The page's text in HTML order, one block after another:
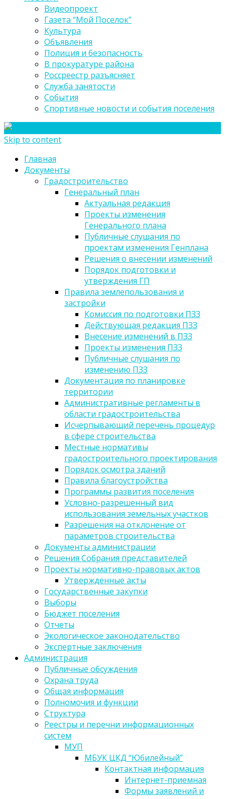
Видеопроект
Газета “Мой Поселок”
Культура
Объявления
Полиция и безопасность
В прокуратуре района
Россреестр разъясняет
Служба занятости
События
Спортивные новости и события поселения
Skip to content
Главная
Документы
Градостроительство
Генеральный план
Актуальная редакция
Проекты изменения
Генерального плана
Публичные слушания по
проектам изменения Генплана
Решения о внесении изменений
Порядок подготовки и
утверждения ГП
Правила землепользования и
застройки
Комиссия по подготовки ПЗЗ
Действующая редакция ПЗЗ
Внесение изменений в ПЗЗ
Проекты изменения ПЗЗ
Публичные слушания по
изменению ПЗЗ
Документация по планировке
территории
Административные регламенты в
области градостроительства
Исчерпывающий перечень процедур
в сфере строительства
Местные нормативы
градостроительного проектирования
Порядок осмотра зданий
Правила благоустройства
Программы развития поселения
Условно-разрешенный вид
использования земельных участков
Разрешения на отклонение от
параметров строительства
Документы администрации
Решения Собрания представителей
Проекты нормативно-правовых актов
Утвержденные акты
Государственные закупки
Выборы
Бюджет поселения
Отчеты
Экологическое законодательство
Экспертные заключения
Администрация
Публичные обсуждения
Охрана труда
Общая информация
Полномочия и функции
Структура
Реестры и перечни информационных
систем
МУП
МБУК ЦКД “Юбилейный”
Контактная информация
Интернет-приемная
Формы заявлений и